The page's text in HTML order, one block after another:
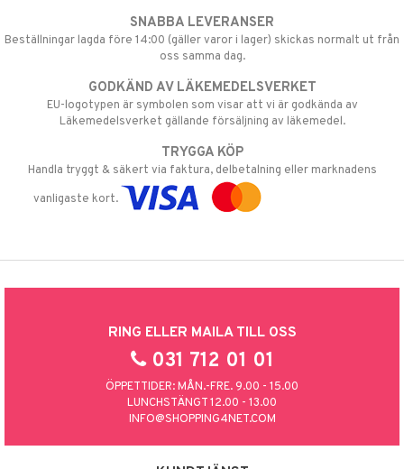
SNABBA LEVERANSER
Beställningar lagda före 14:00 (gäller varor i lager) skickas normalt ut från
oss samma dag.
GODKÄND AV LÄKEMEDELSVERKET
EU-logotypen är symbolen som visar att vi är godkända av
Läkemedelsverket gällande försäljning av läkemedel.
TRYGGA KÖP
Handla tryggt & säkert via faktura, delbetalning eller marknadens
vanligaste kort.
RING ELLER MAILA TILL OSS
031 712 01 01
ÖPPETTIDER: MÅN.-FRE. 9.00 - 15.00
LUNCHSTÄNGT 12.00 - 13.00
INFO@SHOPPING4NET.COM